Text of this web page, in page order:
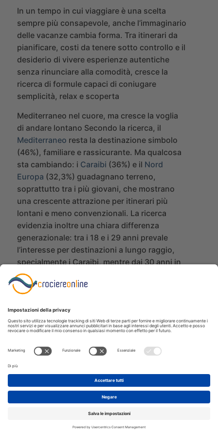
In un tempo in cui viaggiare è una scelta
sempre più consapevole, anche l’immaginario
delle vacanze cambia forma. Tra itinerari da
pianificare, costi da tenere sotto controllo e il
desiderio di vivere esperienze autentiche
senza rinunciare alla comodità, cresce la
ricerca di formule capaci di coniugare
semplicità, relax e scoperta
Mediterraneo nel cuore, ma cresce la voglia
di andare lontano Secondo la ricerca, il
Mediterraneo resta la destinazione simbolo
(46%), familiare e rassicurante. Ma qualcosa
sta cambiando: i Caraibi (36%) e il Nord
Europa (32,3%) guadagnano terreno,
soprattutto tra i più giovani, che mostrano
una crescente attrazione per itinerari più
lontani e meno convenzionali. La ricerca
evidenzia inoltre una chiara differenza
generazionale: tra i 18 e i 29 anni prevale
l’interesse per destinazioni a lungo raggio,
specialmente i Caraibi, mentre dai 30 anni in
su tornano a dominare gli itinerari più vicini,
con il Mediterraneo che raggiunge il suo
Il viaggio in crociera diventa così anche un
modo per ampliare i propri orizzonti, senza
rinunciare a una base stabile e confortevole.
Il vero lusso? Non pensare a nulla
Quali sono
le parole associate alla vacanza in crociera? Il
domina su tutto (63,3%), seguito dal
divertimento(42%) e dall’idea di scoperta
(34,5%). La crociera si afferma così come il
luogo ideale in cui queste dimensioni
convivono. Più che una vacanza, una sorta di